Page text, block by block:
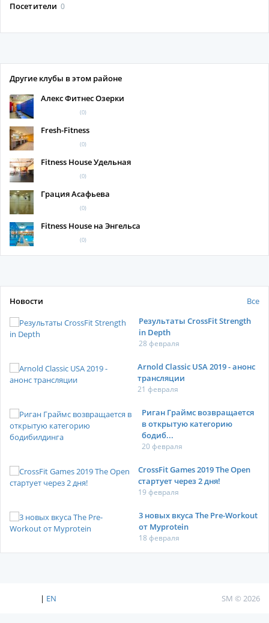
Посетители 0
Другие клубы в этом районе
Алекс Фитнес Озерки
(0)
Fresh-Fitness
(0)
Fitness House Удельная
(0)
Грация Асафьева
(0)
Fitness House на Энгельса
(0)
Новости
Все
Результаты CrossFit Strength
in Depth
28 февраля
Arnold Classic USA 2019 - анонс
трансляции
21 февраля
Риган Граймс возвращается
в открытую категорию
бодиб...
20 февраля
CrossFit Games 2019 The Open
стартует через 2 дня!
19 февраля
3 новых вкуса The Pre-Workout
от Myprotein
18 февраля
| EN SM © 2026